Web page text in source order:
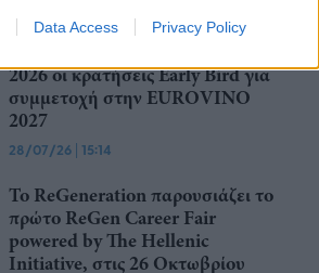
Data Access Privacy Policy
2026 οι κρατήσεις Early Bird για
συμμετοχή στην EUROVINO
2027
28/07/26 | 15:14
Το ReGeneration παρουσιάζει το
πρώτο ReGen Career Fair
powered by The Hellenic
Initiative, στις 26 Οκτωβρίου